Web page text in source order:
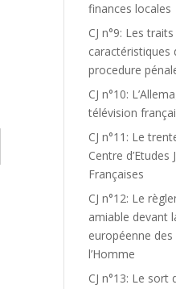
finances locales
CJ n°9: Les traits
caractéristiques
procedure
CJ n°10:
télévision
CJ n°11: Le
Centre d’Etudes
Françaises
CJ n°12: Le
amiable devant
européenne
l’Homme
CJ n°13: Le sort